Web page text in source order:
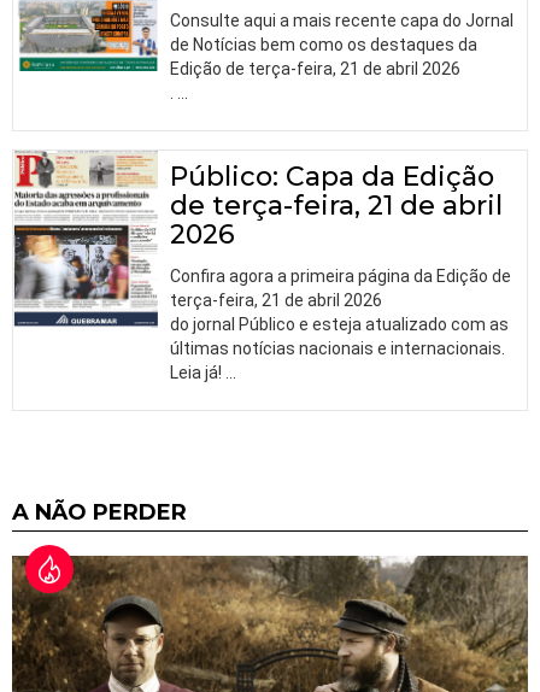
Consulte aqui a mais recente capa do Jornal
de Notícias bem como os destaques da
Edição de terça-feira, 21 de abril 2026
. …
Público: Capa da Edição
de terça-feira, 21 de abril
2026
Confira agora a primeira página da Edição de
terça-feira, 21 de abril 2026
do jornal Público e esteja atualizado com as
últimas notícias nacionais e internacionais.
Leia já! …
A NÃO PERDER